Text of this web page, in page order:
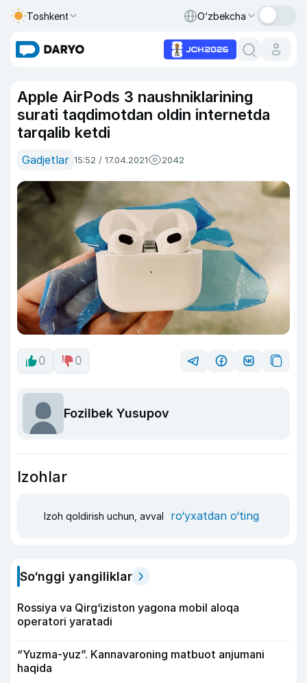
Toshkent O‘zbekcha
Apple AirPods 3 naushniklarining
surati taqdimotdan oldin internetda
tarqalib ketdi
Gadjetlar 15:52 / 17.04.2021 2042
0 0
Fozilbek Yusupov
Izohlar
Izoh qoldirish uchun, avval ro‘yxatdan o‘ting
So‘nggi yangiliklar
Rossiya va Qirg‘iziston yagona mobil aloqa
operatori yaratadi
“Yuzma-yuz”. Kannavaroning matbuot anjumani
haqida